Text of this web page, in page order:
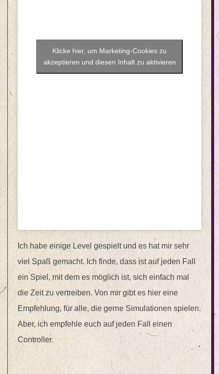
Klicke hier, um Marketing-Cookies zu
akzeptieren und diesen Inhalt zu aktivieren
Ich habe einige Level gespielt und es hat mir sehr
viel Spaß gemacht. Ich finde, dass ist auf jeden Fall
ein Spiel, mit dem es möglich ist, sich einfach mal
die Zeit zu vertreiben. Von mir gibt es hier eine
Empfehlung, für alle, die gerne Simulationen spielen.
Aber, ich empfehle euch auf jeden Fall einen
Controller.